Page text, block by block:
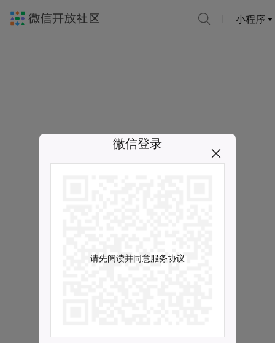
小程序
微信登录
请先阅读并同意服务协议